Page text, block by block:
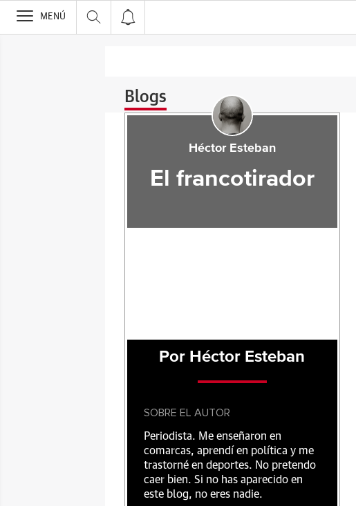
>
MENÚ
Blogs
Héctor Esteban
El francotirador
Por Héctor Esteban
SOBRE EL AUTOR
Periodista. Me enseñaron en
comarcas, aprendí en política y me
trastorné en deportes. No pretendo
caer bien. Si no has aparecido en
este blog, no eres nadie.